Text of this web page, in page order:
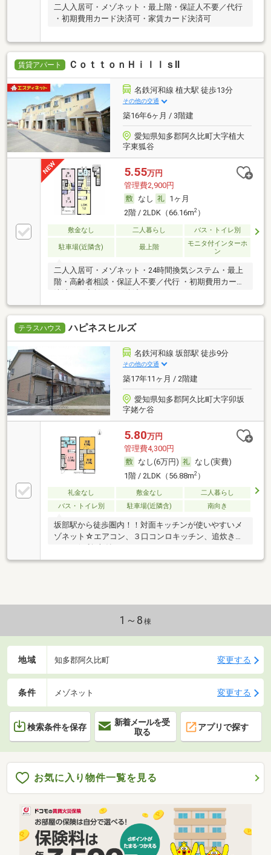
二人入居可・メゾネット・最上階・保証人不要／代行
・初期費用カード決済可・家賃カード決済可
賃貸アパート ＣｏｔｔｏｎＨｉｌｌｓⅡ
名鉄河和線 植大駅 徒歩13分
その他の交通
築16年6ヶ月 / 3階建
愛知県知多郡阿久比町大字植大
字東狐谷
5.55万円
管理費2,900円
なし
1ヶ月
2階 / 2LDK（66.16m2）
敷金なし 二人暮らし バス・トイレ別
駐車場(近隣含) 最上階
モニタ付インターホ
ン
二人入居可・メゾネット・24時間換気システム・最上
階・高齢者相談・保証人不要／代行 ・初期費用カード
決済可・家賃カード決済可
テラスハウス ハピネスヒルズ
名鉄河和線 坂部駅 徒歩9分
その他の交通
築17年11ヶ月 / 2階建
愛知県知多郡阿久比町大字卯坂
字姥ケ谷
5.80万円
管理費4,300円
なし(6万円)
なし(実費)
1階 / 2LDK（56.88m2）
礼金なし 敷金なし
二人暮らし
バス・トイレ別
駐車場(近隣含) 南向き
坂部駅から徒歩圏内！！対面キッチンが使いやすいメ
ゾネット☆エアコン、３口コンロキッチン、追炊きも
1～8 棟
地域 知多郡阿久比町 変更する
条件 メゾネット 変更する
検索条件を保存
新着メールを受
取る
アプリで探す
お気に入り物件一覧を見る